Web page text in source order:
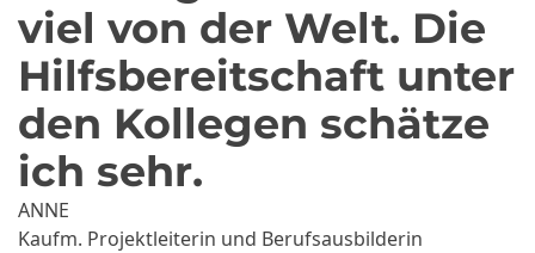
viel von der Welt. Die
Hilfsbereitschaft unter
den Kollegen schätze
ich sehr.
ANNE
Kaufm. Projektleiterin und Berufsausbilderin